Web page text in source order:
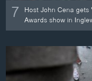
7 Host John Cena
Awards show in